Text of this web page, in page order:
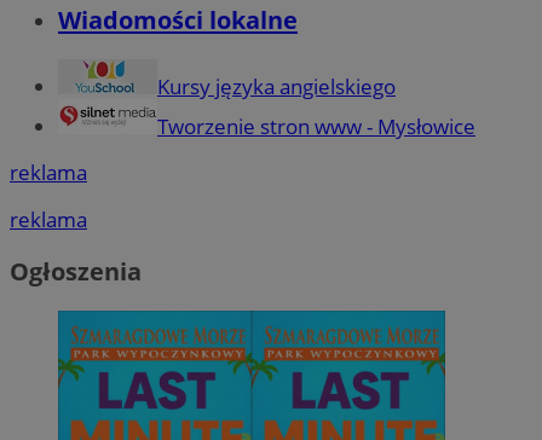
Wiadomości lokalne
Kursy języka angielskiego
Tworzenie stron www - Mysłowice
reklama
reklama
Ogłoszenia